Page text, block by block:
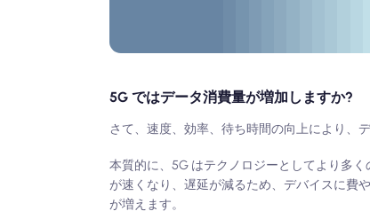
5G ではデータ消費量が増加しますか?
さて、速度、効率、待ち時間の向上により、
本質的に、5G はテクノロジーとしてより多
が速くなり、遅延が減るため、デバイスに費
が増えます。